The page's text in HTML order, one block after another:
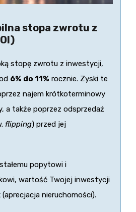
stopa zwrotu z
stopę zwrotu z inwestycji,
6% do 11% rocznie. Zyski te
najem krótkoterminowy
a także poprzez odsprzedaż
flipping) przed jej
popytowi i
wartość Twojej inwestycji
nieruchomości).